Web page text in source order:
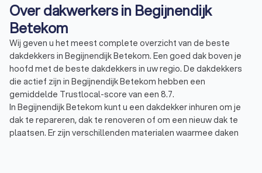
Over dakwerkers in Begijnendijk
Betekom
Wij geven u het meest complete overzicht van de beste
dakdekkers in Begijnendijk Betekom. Een goed dak boven je
hoofd met de beste dakdekkers in uw regio. De dakdekkers
die actief zijn in Begijnendijk Betekom hebben een
gemiddelde Trustlocal-score van een 8.7.
In Begijnendijk Betekom kunt u een dakdekker inhuren om je
dak te repareren, dak te renoveren of om een nieuw dak te
plaatsen. Er zijn verschillenden materialen waarmee daken